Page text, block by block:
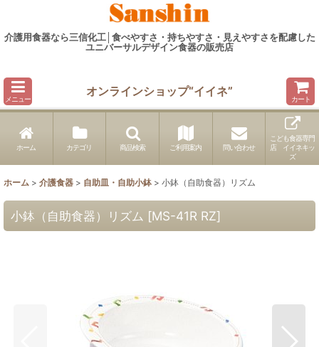
介護用食器なら三信化工│食べやすさ・持ちやすさ・見えやすさを配慮した
ユニバーサルデザイン食器の販売店
メニュー
オンラインショップ“イイネ”
カート
ホーム カテゴリ 商品検索 ご利用案内 問い合わせ
こども食器専門
店 イイネキッ
ズ
ホーム > 介護食器 > 自助皿・自助小鉢 > 小鉢（自助食器）リズム
小鉢（自助食器）リズム [MS-41R RZ]